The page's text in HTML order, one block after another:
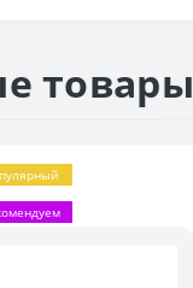
товары